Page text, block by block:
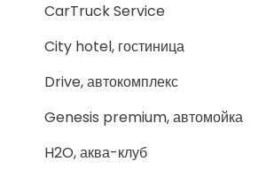
CarTruck Service
City hotel, гостиница
Drive, автокомплекс
Genesis premium, автомойка
H2O, аква-клуб